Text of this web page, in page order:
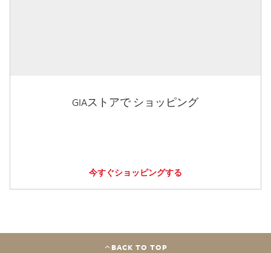
GIAストアで ショッピング
今すぐショッピングする
BACK TO TOP